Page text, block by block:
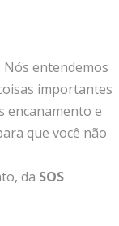
Nós entendemos
importantes
encanamento e
que você não
da SOS